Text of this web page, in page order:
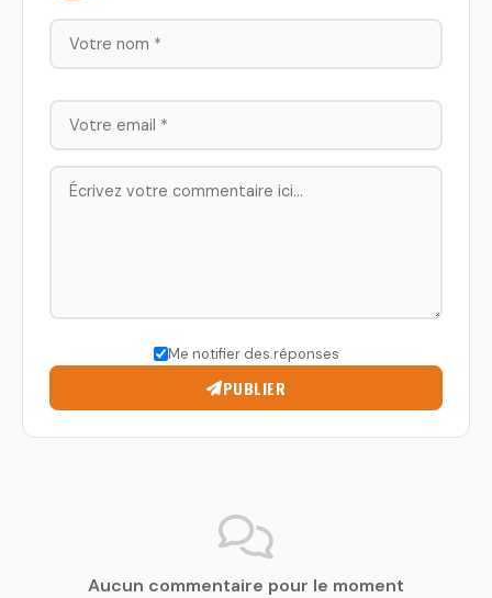
Me notifier des réponses
PUBLIER
Aucun commentaire pour le moment